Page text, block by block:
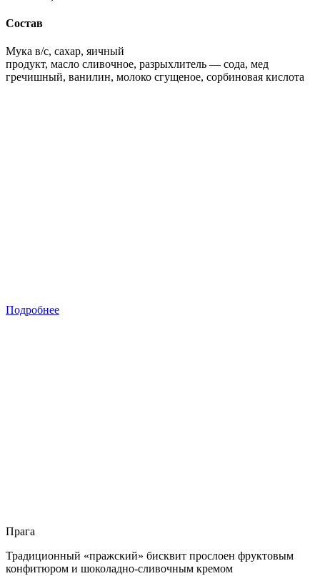
Состав
Мука в/с, сахар, яичный
продукт, масло сливочное, разрыхлитель — сода, мед
гречишный, ванилин, молоко сгущеное, сорбиновая кислота
Подробнее
Прага
Традиционный «пражский» бисквит прослоен фруктовым
конфитюром и шоколадно-сливочным кремом